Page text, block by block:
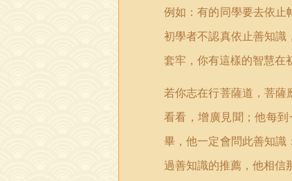
例如：有的同學要去依止
初學者不認真依止善知
套牢，你有這樣的智慧在
若你志在行菩薩道，菩薩
看看，增廣見聞；他每
畢，他一定會問此善知識
過善知識的推薦，他相信